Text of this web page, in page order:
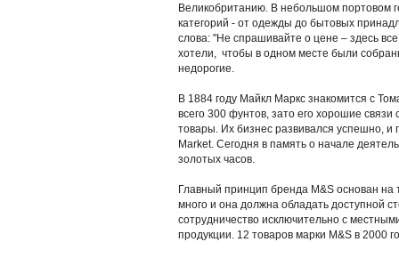
Великобританию. В небольшом портовом
категорий - от одежды до бытовых
слова: "Не спрашивайте о цене – здесь
хотели, чтобы в одном месте были
недорогие.
В 1884 году Майкл Маркс знакомится с
всего 300 фунтов, зато его хорошие
товары. Их бизнес развивался успешно, и
Market. Сегодня в память о начале
золотых часов.
Главный принцип бренда M&S основан
много и она должна обладать доступной
сотрудничество исключительно с
продукции. 12 товаров марки M&S в 2000